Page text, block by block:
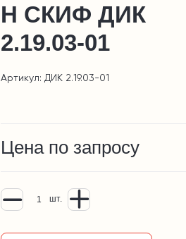
Н СКИФ ДИК
2.19.03-01
Артикул: ДИК 2.19.03-01
Цена по запросу
шт.